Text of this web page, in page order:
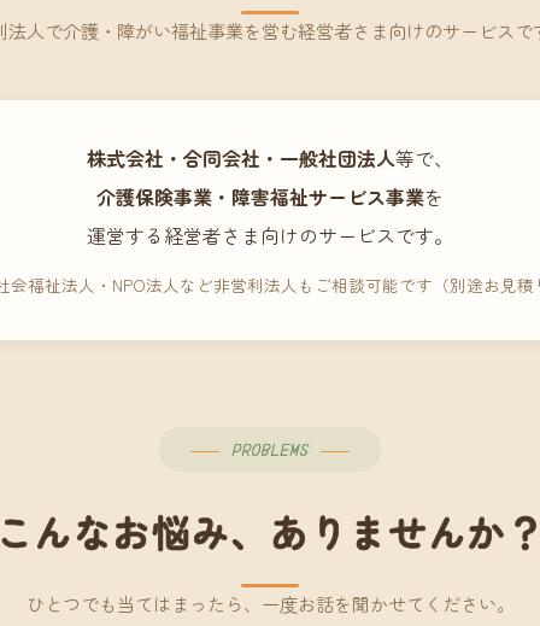
法人で介護・障がい福祉事業を営む経営者さま向けのサービスで
株式会社・合同会社・一般社団法人等で、
介護保険事業・障害福祉サービス事業を
運営する経営者さま向けのサービスです。
福祉法人・NPO法人など非営利法人もご相談可能です（別途お見積
PROBLEMS
んなお悩み、ありませんか？
ひとつでも当てはまったら、一度お話を聞かせてください。